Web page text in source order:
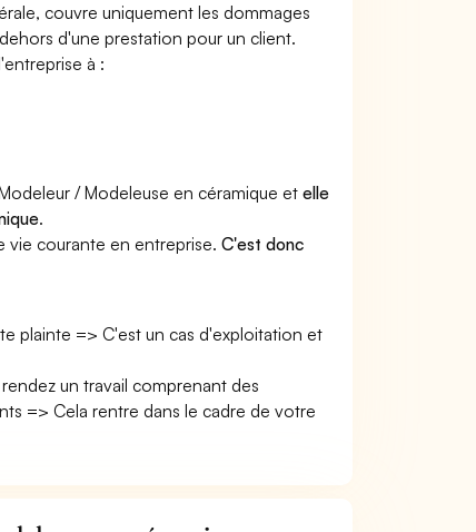
couvre uniquement les dommages
d'une prestation pour un client.
à :
/ Modeleuse en céramique etelle
.
vie courante en entreprise.C'est donc
plainte => C'est un cas d'exploitation et
un travail comprenant des
=> Cela rentre dans le cadre de votre